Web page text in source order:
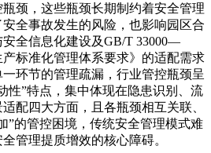
颈，这些瓶颈长期制约着安全管理
全事故发生的风险，也影响园区合
全信息化建设及GB/T 33000—
标准化管理体系要求》的适配需求
环节的管理疏漏，行业管控瓶颈呈
性”特点，集中体现在隐患识别、流
配四大方面，且各瓶颈相互关联、
”的管控困境，传统安全管理模式难
管理提质增效的核心障碍。